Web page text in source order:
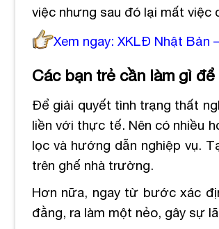
việc nhưng sau đó lại mất việc
Xem ngay: XKLĐ Nhật Bản
Các bạn trẻ cần làm gì
Để giải quyết tình trạng thất
liền với thực tế. Nên có nhiều
lọc và hướng dẫn nghiệp vụ.
trên ghế nhà trường.
Hơn nữa, ngay từ bước xác
đằng, ra làm một nẻo, gây sự